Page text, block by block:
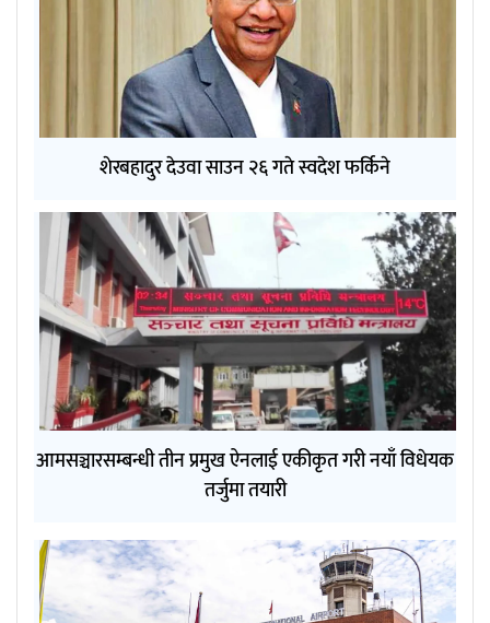
शेरबहादुर देउवा साउन २६ गते स्वदेश फर्किने
आमसञ्चारसम्बन्धी तीन प्रमुख ऐनलाई एकीकृत गरी नयाँ विधेयक
तर्जुमा तयारी